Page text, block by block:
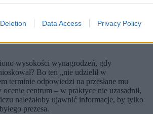
Data Access Privacy Policy
wysokości wynagrodzeń, gdy
Bo ten „nie udzielił w
terminie odpowiedzi na przesłane mu
centrum – w praktyce nie uzasadnił,
należałoby ujawnić informacje, by tylko
prezesa.